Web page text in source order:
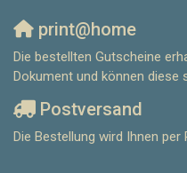
print@home
Die bestellten Gutscheine
Dokument und können diese
Postversand
Die Bestellung wird Ihnen